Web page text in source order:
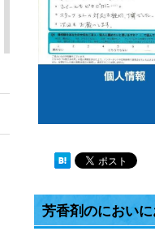
芳香剤のにおい